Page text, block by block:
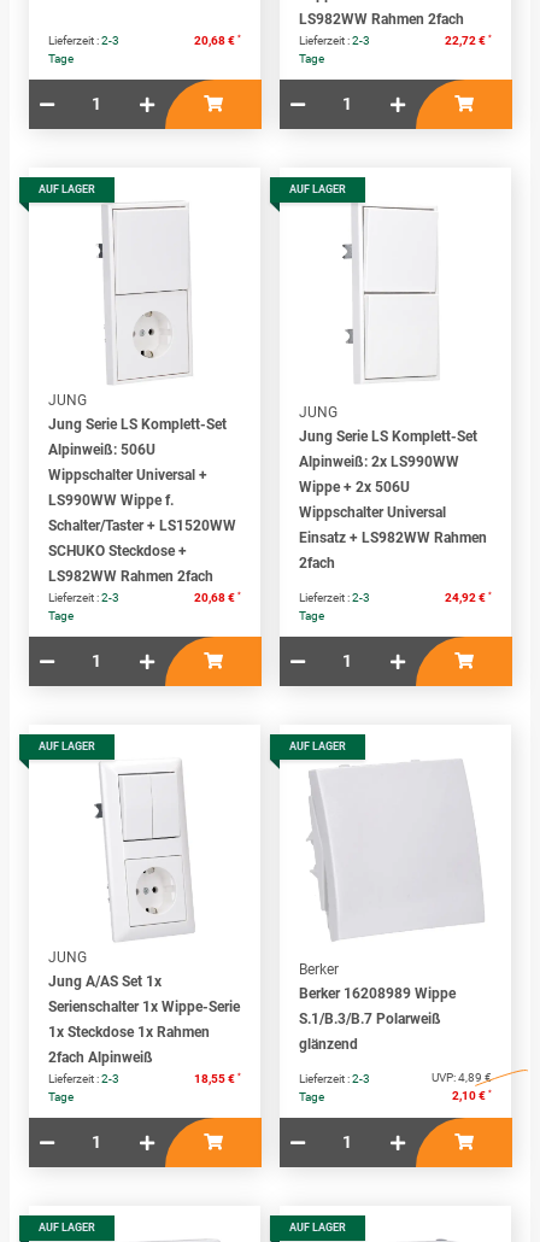
Lieferzeit :2-3
Tage
20,68 € *
LS982WW Rahmen 2fach
Lieferzeit :2-3
Tage
22,72 € *
AUF LAGER
JUNG
Jung Serie LS Komplett-Set
Alpinweiß: 506U
Wippschalter Universal +
LS990WW Wippe f.
Schalter/Taster + LS1520WW
SCHUKO Steckdose +
LS982WW Rahmen 2fach
Lieferzeit :2-3
Tage
20,68 € *
AUF LAGER
JUNG
Jung Serie LS Komplett-Set
Alpinweiß: 2x LS990WW
Wippe + 2x 506U
Wippschalter Universal
Einsatz + LS982WW Rahmen
2fach
Lieferzeit :2-3
Tage
24,92 € *
AUF LAGER
JUNG
Jung A/AS Set 1x
Serienschalter 1x Wippe-Serie
1x Steckdose 1x Rahmen
2fach Alpinweiß
Lieferzeit :2-3
Tage
18,55 € *
AUF LAGER
Berker
Berker 16208989 Wippe
S.1/B.3/B.7 Polarweiß
glänzend
Lieferzeit :2-3
Tage
UVP:4,89 €
2,10 € *
AUF LAGER AUF LAGER